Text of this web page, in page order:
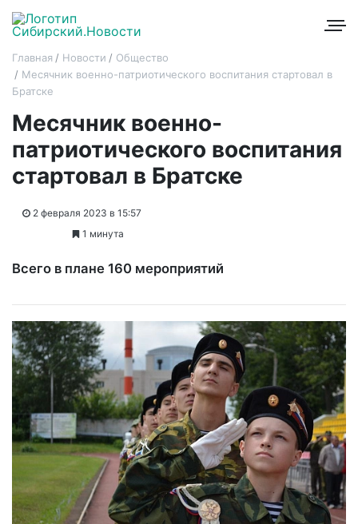
Главная Новости
Общество
Месячник военно-патриотического воспитания стартовал в
Братске
Месячник военно-
патриотического воспитания
стартовал в Братске
2 февраля 2023 в 15:57
1 минута
Всего в плане 160 мероприятий